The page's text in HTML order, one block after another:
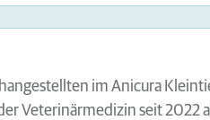
im Anicura
Veterinärmedizin seit 2022